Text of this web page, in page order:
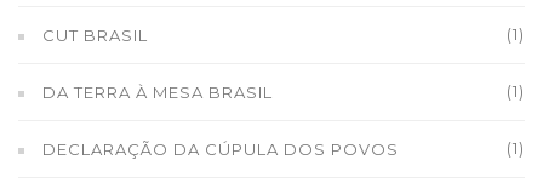
CUT BRASIL (1)
DA TERRA À MESA BRASIL (1)
DECLARAÇÃO DA CÚPULA DOS POVOS (1)